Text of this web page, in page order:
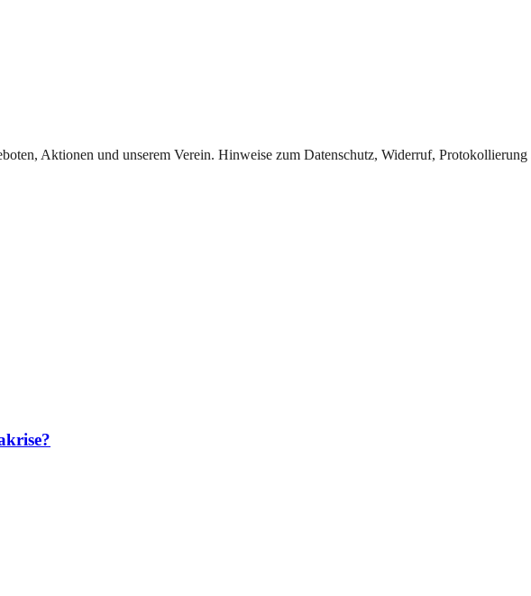
Aktionen und unserem Verein. Hinweise zum Datenschutz, Widerruf,